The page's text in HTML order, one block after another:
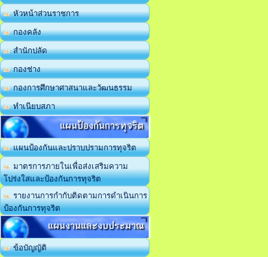
หัวหน้าส่วนราชการ
กองคลัง
สำนักปลัด
กองช่าง
กองการศึกษาศาสนาและวัฒนธรรม
ทำเนียบสภา
แผนป้องกันการทุจริต
แผนป้องกันและปราบปรามการทุจริต
มาตรการภายในเพื่อส่งเสริมความ
โปร่งใสและป้องกันการทุจริต
รายงานการกำกับติดตามการดำเนินการ
ป้องกันการทุจริต
แผนงานและงบประมาณ
ข้อบัญญัติ